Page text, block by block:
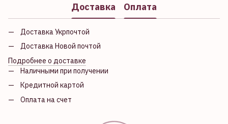
Доставка Оплата
Доставка Укрпочтой
Доставка Новой почтой
Подробнее о доставке
Наличными при получении
Кредитной картой
Оплата на счет